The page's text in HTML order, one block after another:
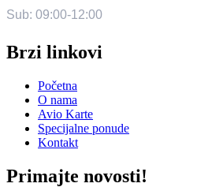
Sub: 09:00-12:00
Brzi linkovi
Početna
O nama
Avio Karte
Specijalne ponude
Kontakt
Primajte novosti!